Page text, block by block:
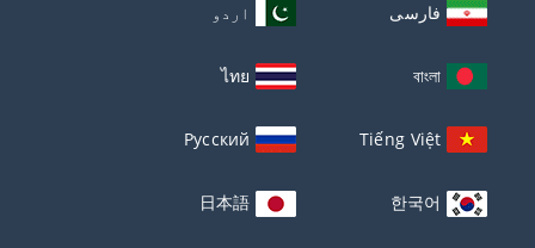
فارسی اردو
বাংলা
ไทย
Tiếng Việt
Русский
한국어
日本語